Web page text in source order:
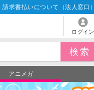
請求書払いについて（法人窓口）
ログイン
アニメガ